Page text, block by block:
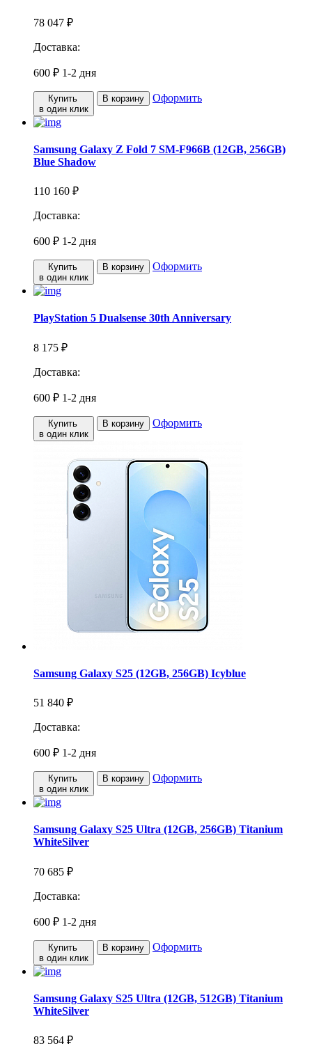
78 047 ₽
Доставка:
600 ₽ 1-2 дня
Купить
в один клик
В корзину Оформить
Samsung Galaxy Z Fold 7 SM-F966B (12GB, 256GB)
Blue Shadow
110 160 ₽
Доставка:
600 ₽ 1-2 дня
Купить
в один клик
В корзину Оформить
PlayStation 5 Dualsense 30th Anniversary
8 175 ₽
Доставка:
600 ₽ 1-2 дня
Купить
в один клик
В корзину Оформить
Samsung Galaxy S25 (12GB, 256GB) Icyblue
51 840 ₽
Доставка:
600 ₽ 1-2 дня
Купить
в один клик
В корзину Оформить
Samsung Galaxy S25 Ultra (12GB, 256GB) Titanium
WhiteSilver
70 685 ₽
Доставка:
600 ₽ 1-2 дня
Купить
в один клик
В корзину Оформить
Samsung Galaxy S25 Ultra (12GB, 512GB) Titanium
WhiteSilver
83 564 ₽